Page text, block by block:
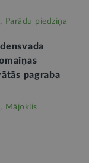
Parādu piedziņa
pagraba
Mājoklis